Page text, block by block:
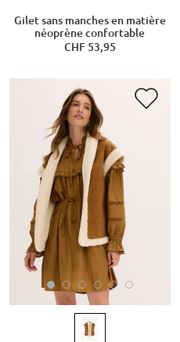
Gilet sans manches en matière
néoprène confortable
CHF 53,95